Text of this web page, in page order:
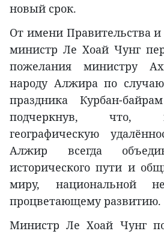
новый срок.
От имени Правительства
министр Ле Хоай Чунг
пожелания министру
народу Алжира по случаю
праздника Курбан-
подчеркнув, что,
географическую
Алжир всегда
исторического пути и
миру, национальной
процветающему развитию.
Министр Ле Хоай Чунг